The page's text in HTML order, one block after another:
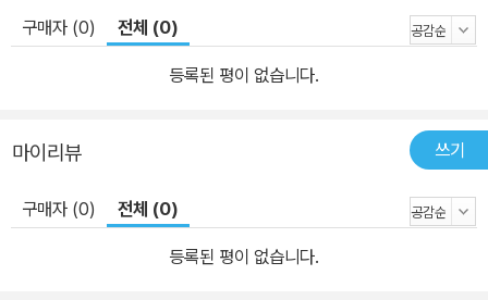
신라의 음모 등 모두 12편으로 이루어져 있다. 《조선상고사》는 한민
족과 고대국가의 독특한 기원과 변천과정을 체계적으로 서술하고 있
으며, 아울러 민족내부 계급관계를 주목하고 변증법적 역사발전단계
한 한국근대사! 한민족에게 가장 통한(痛恨)의 시대인 근대사! 《한국
통사(韓國痛史)》는 독립운동가이자 역사학자, 대한민국임시정부
제2대 대통령을 지낸 백암 박은식(朴殷植)이 근대 역사학적 방법론
에 따라 민족주체적 관점에서 한국 근대사를 정리한 근대 민족사학의
구매자 (0) 전체 (0)
등록된 평이 없습니다.
마이리뷰 쓰기
구매자 (0) 전체 (0)
등록된 평이 없습니다.